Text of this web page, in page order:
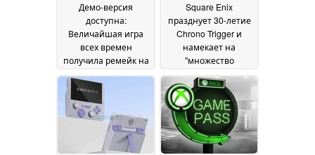
Демо-версия
доступна:
Величайшая игра
всех времен
получила ремейк на
движке Unreal Engine
513 March 2025
Square Enix
празднует 30-летие
Chrono Trigger и
намекает на
"множество
проектов", которые
появятся в будущем
12 March 2025